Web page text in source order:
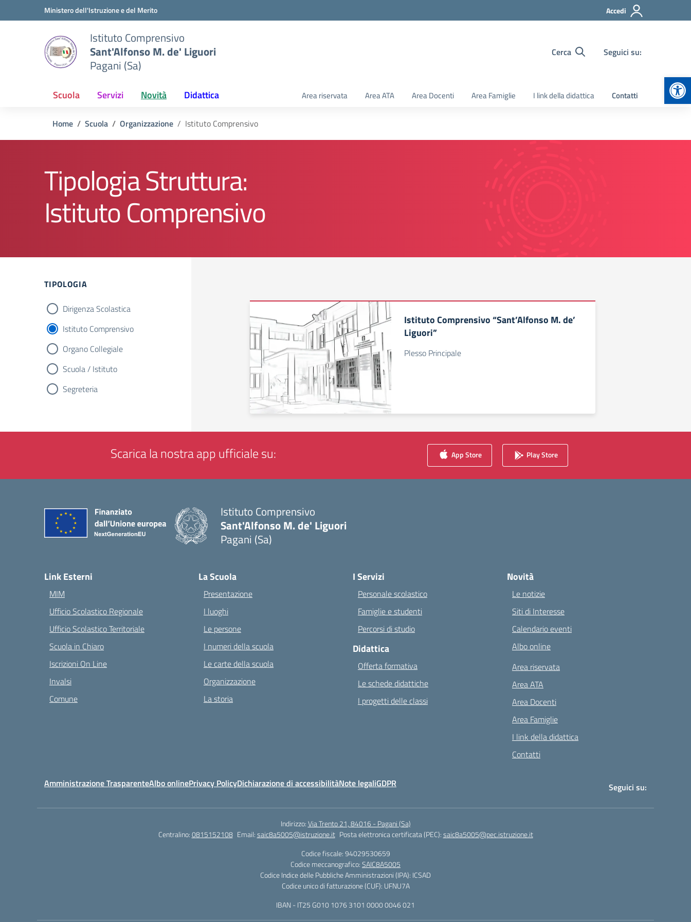
Vai ai contenuti
Vai al menu di navigazioneMinistero dell'Istruzione e del Merito Accedi
Istituto Comprensivo
Sant'Alfonso M. de' Liguori
Pagani (Sa)
Cerca Seguici su:
Scuola Servizi Novità Didattica Area riservata Area ATA Area Docenti Area Famiglie I link della didattica Contatti
Home Scuola Organizzazione Istituto Comprensivo
Tipologia Struttura:
Istituto Comprensivo
TIPOLOGIA
Dirigenza Scolastica
Istituto Comprensivo
Organo Collegiale
Scuola / Istituto
Segreteria
Istituto Comprensivo “Sant’Alfonso M. de’
Liguori”
Plesso Principale
Scarica la nostra app ufficiale su: App Store Play Store
Istituto Comprensivo
Sant'Alfonso M. de' Liguori
Pagani (Sa)
Link Esterni
MIM
Ufficio Scolastico Regionale
Ufficio Scolastico Territoriale
Scuola in Chiaro
Iscrizioni On Line
Invalsi
Comune
La Scuola
Presentazione
I luoghi
Le persone
I numeri della scuola
Le carte della scuola
Organizzazione
La storia
I Servizi
Personale scolastico
Famiglie e studenti
Percorsi di studio
Didattica
Offerta formativa
Le schede didattiche
I progetti delle classi
Novità
Le notizie
Siti di Interesse
Calendario eventi
Albo online
Area riservata
Area ATA
Area Docenti
Area Famiglie
I link della didattica
Contatti
Amministrazione TrasparenteAlbo onlinePrivacy PolicyDichiarazione di accessibilitàNote legaliGDPR Seguici su:
Indirizzo:Via Trento 21, 84016 - Pagani (Sa)
Centralino:0815152108 Email:saic8a5005@istruzione.it Posta elettronica certificata (PEC):saic8a5005@pec.istruzione.it
Codice fiscale: 94029530659
Codice meccanografico:SAIC8A5005
Codice Indice delle Pubbliche Amministrazioni (IPA): ICSAD
Codice unico di fatturazione (CUF): UFNU7A
IBAN - IT25 G010 1076 3101 0000 0046 021